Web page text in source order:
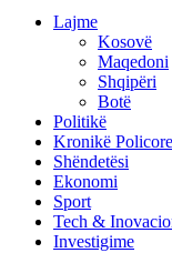
Lajme
Kosovë
Maqedoni
Shqipëri
Botë
Politikë
Kronikë Policore
Shëndetësi
Ekonomi
Sport
Tech &
Investigime